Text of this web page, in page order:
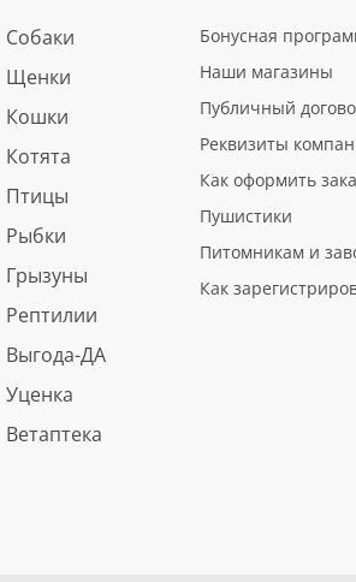
Собаки
Щенки
Кошки
Котята
Птицы
Рыбки
Грызуны
Рептилии
Выгода-ДА
Уценка
Ветаптека
Бонусная
Наши магазины
Публичный
Реквизиты
Как оформить
Пушистики
Питомникам и
Как